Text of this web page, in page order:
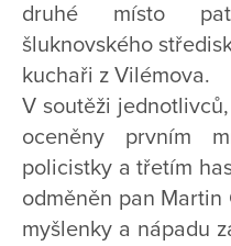
druhé místo
šluknovského
kuchaři z Vilémova.
V soutěži
oceněny prvním
policistky a třetím
odměněn pan
myšlenky a nápadu